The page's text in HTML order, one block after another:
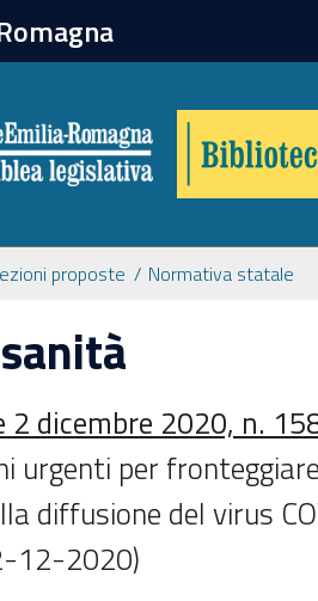
proposte Normativa statale
2 dicembre 2020, n.
urgenti per
diffusione del virus
12-2020)